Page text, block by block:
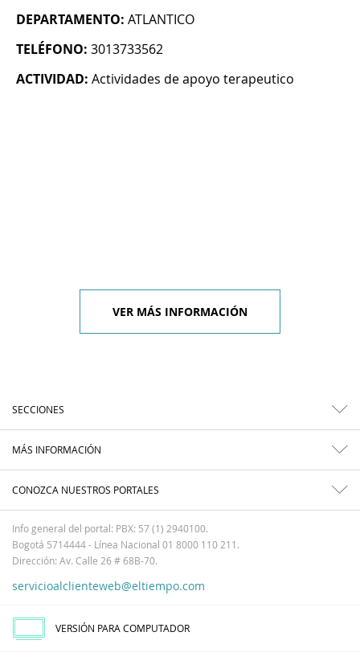
DEPARTAMENTO: ATLANTICO
TELÉFONO: 3013733562
ACTIVIDAD: Actividades de apoyo terapeutico
VER MÁS INFORMACIÓN
SECCIONES
MÁS INFORMACIÓN
CONOZCA NUESTROS PORTALES
Info general del portal: PBX: 57 (1) 2940100.
Bogotá 5714444 - Línea Nacional 01 8000 110 211.
Dirección: Av. Calle 26 # 68B-70.
servicioalclienteweb@eltiempo.com
VERSIÓN PARA COMPUTADOR